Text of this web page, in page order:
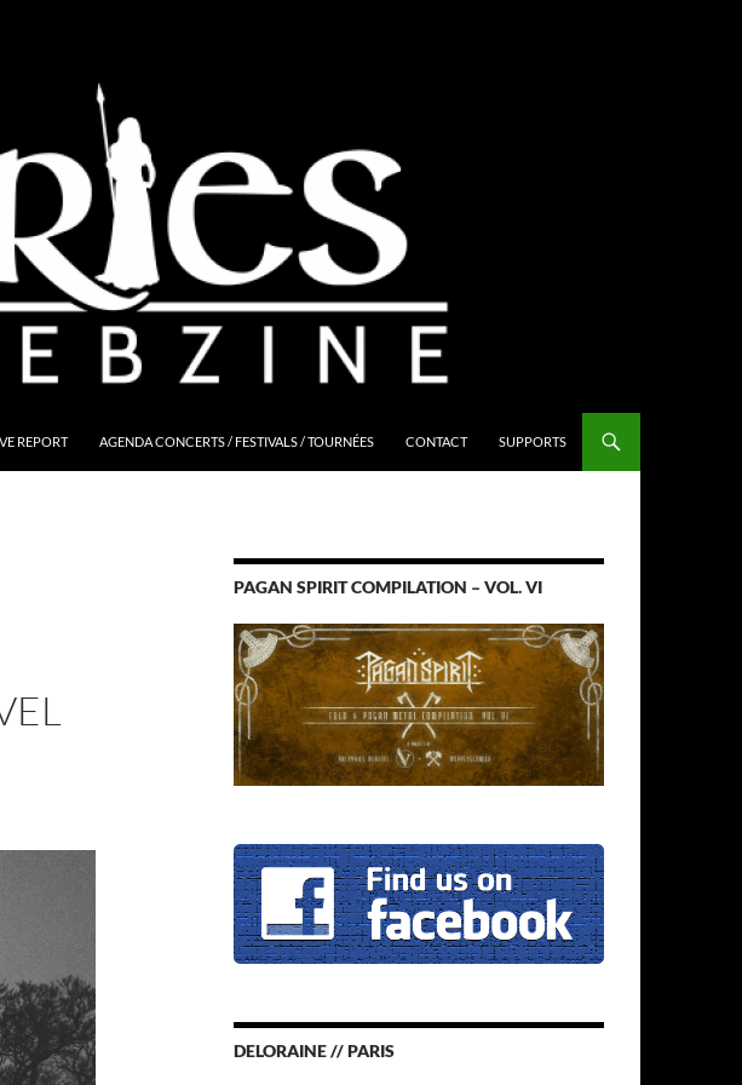
REPORT AGENDA CONCERTS / FESTIVALS / TOURNÉES CONTACT SUPPORTS
PAGAN SPIRIT COMPILATION – VOL. VI
DELORAINE // PARIS